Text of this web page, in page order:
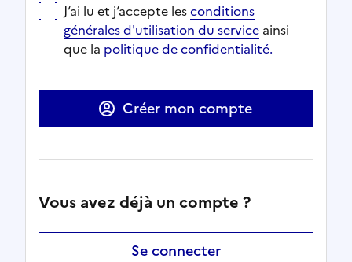
J‘ai lu et j‘accepte lesconditions générales
Ouverture dans un nouvel onglet
Ouverture dans un nouvel onglet
J‘ai lu et j‘accepte lesconditions
générales d'utilisation du service
Ouverture dans un nouvel onglet
ainsi
que la politique de confidentialité.
Créer mon compte
Vous avez déjà un compte ?
Se connecter